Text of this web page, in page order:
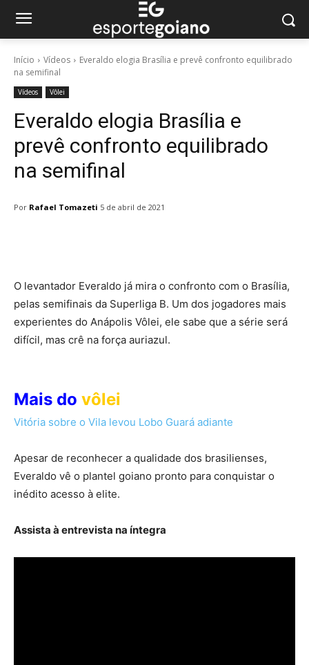
Início Vídeos
Everaldo elogia Brasília e prevê confronto equilibrado
na semifinal
Vídeos Vôlei
Everaldo elogia Brasília e
prevê confronto equilibrado
na semifinal
Por Rafael Tomazeti 5 de abril de 2021
O levantador Everaldo já mira o confronto com o Brasília,
pelas semifinais da Superliga B. Um dos jogadores mais
experientes do Anápolis Vôlei, ele sabe que a série será
difícil, mas crê na força auriazul.
Mais do vôlei
Vitória sobre o Vila levou Lobo Guará adiante
Apesar de reconhecer a qualidade dos brasilienses,
Everaldo vê o plantel goiano pronto para conquistar o
inédito acesso à elite.
Assista à entrevista na íntegra